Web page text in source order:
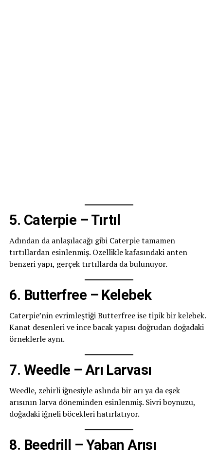
5. Caterpie – Tırtıl
Adından da anlaşılacağı gibi Caterpie tamamen
tırtıllardan esinlenmiş. Özellikle kafasındaki anten
benzeri yapı, gerçek tırtıllarda da bulunuyor.
6. Butterfree – Kelebek
Caterpie’nin evrimleştiği Butterfree ise tipik bir kelebek.
Kanat desenleri ve ince bacak yapısı doğrudan doğadaki
örneklerle aynı.
7. Weedle – Arı Larvası
Weedle, zehirli iğnesiyle aslında bir arı ya da eşek
arısının larva döneminden esinlenmiş. Sivri boynuzu,
doğadaki iğneli böcekleri hatırlatıyor.
8. Beedrill – Yaban Arısı